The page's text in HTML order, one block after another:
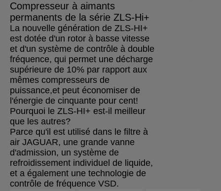
Compresseur à aimants
permanents de la série ZLS-Hi+
La nouvelle génération de ZLS-HI+
est dotée d'un rotor à basse vitesse
et d'un système de contrôle à double
fréquence, qui permet une décharge
supérieure de 10% par rapport aux
mêmes compresseurs de
puissance,et peut économiser de
l'énergie de cinquante pour cent!
Pourquoi le ZLS-HI+ est-il meilleur
que les autres?
Parce qu'il est utilisé dans le filtre à
air JAGUAR, une grande vanne
d'admission, un système de
refroidissement individuel de liquide,
et a également une technologie de
contrôle de fréquence VSD.